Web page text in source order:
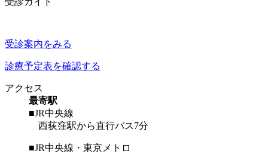
受診案内をみる
診療予定表を確認する
アクセス
最寄駅
■JR中央線
西荻窪駅から直行バス7分
■JR中央線・東京メトロ